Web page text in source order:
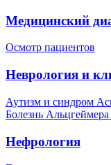
Медицинский
Осмотр пациентов
Неврология и
Аутизм и синдром
Болезнь
Нефрология